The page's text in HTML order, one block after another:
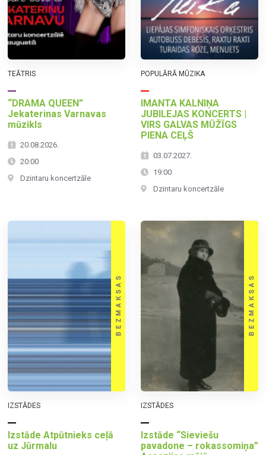
TEĀTRIS
“DRAMA QUEEN”
Jekaterinas Varnavas
mūzikls
20.08.2026.
20:00
Dzintaru koncertzāle
POPULĀRĀ MŪZIKA
IMANTA KALNIŅA
JUBILEJAS KONCERTS |
VIRS GALVAS MŪŽĪGS
PIENA CEĻŠ
03.07.2027.
19:00
Dzintaru koncertzāle
IZSTĀDES
Izstāde Atpūtnieks ceļā
uz Jūrmalu
IZSTĀDES
Izstāde “Sieviešu
pavadone – rokassomiņa”